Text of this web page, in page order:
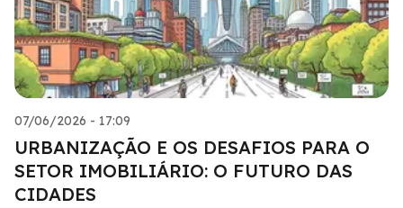
07/06/2026 - 17:09
URBANIZAÇÃO E OS DESAFIOS PARA O
SETOR IMOBILIÁRIO: O FUTURO DAS
CIDADES